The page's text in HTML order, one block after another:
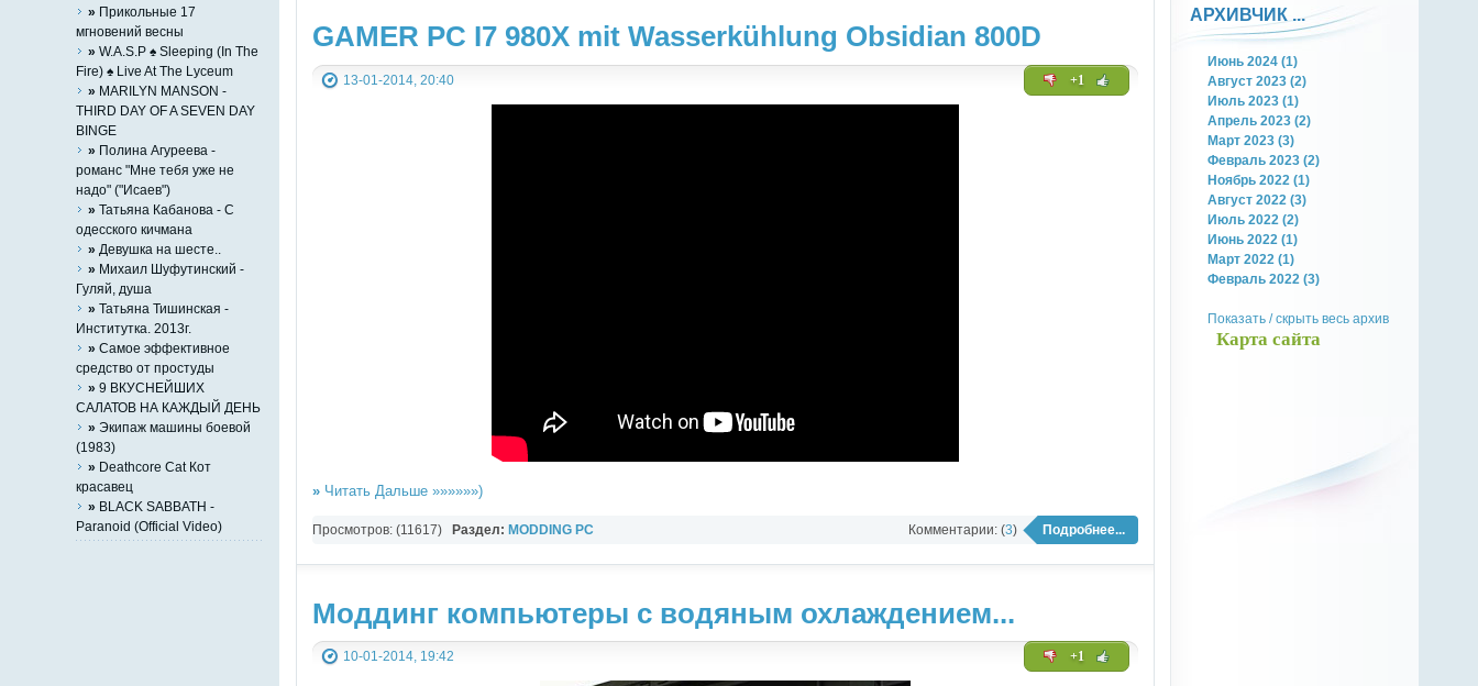
GAMER PC I7 980X mit Wasserkühlung Obsidian 800D
+1
13-01-2014, 20:40
»Читать Дальше »»»»»»)
Подробнее...
Комментарии: (3)
Просмотров: (11617) Раздел: MODDING PC
Моддинг компьютеры с водяным охлаждением...
+1
10-01-2014, 19:42
АРХИВЧИК ...
Июнь 2024 (1)
Август 2023 (2)
Июль 2023 (1)
Апрель 2023 (2)
Март 2023 (3)
Февраль 2023 (2)
Ноябрь 2022 (1)
Август 2022 (3)
Июль 2022 (2)
Июнь 2022 (1)
Март 2022 (1)
Февраль 2022 (3)
Показать / скрыть весь архив
Карта сайта
» Прикольные 17
мгновений весны
» W.A.S.P ♠ Sleeping (In The
Fire) ♠ Live At The Lyceum
» MARILYN MANSON -
THIRD DAY OF A SEVEN DAY
BINGE
» Полина Агуреева -
романс "Мне тебя уже не
надо" ("Исаев")
» Татьяна Кабанова - С
одесского кичмана
» Девушка на шесте..
» Михаил Шуфутинский -
Гуляй, душа
» Татьяна Тишинская -
Институтка. 2013г.
» Самое эффективное
средство от простуды
» 9 ВКУСНЕЙШИХ
САЛАТОВ НА КАЖДЫЙ ДЕНЬ
» Экипаж машины боевой
(1983)
» Deathcore Cat Кот
красавец
» BLACK SABBATH -
Paranoid (Official Video)